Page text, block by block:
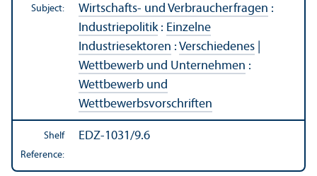
Subject: Wirtschafts- und Verbraucherfragen :
Industriepolitik: Einzelne
Industriesektoren : Verschiedenes
Wettbewerb und Unternehmen :
Wettbewerb und
Wettbewerbsvorschriften
Shelf
Reference:
EDZ-1031/9.6